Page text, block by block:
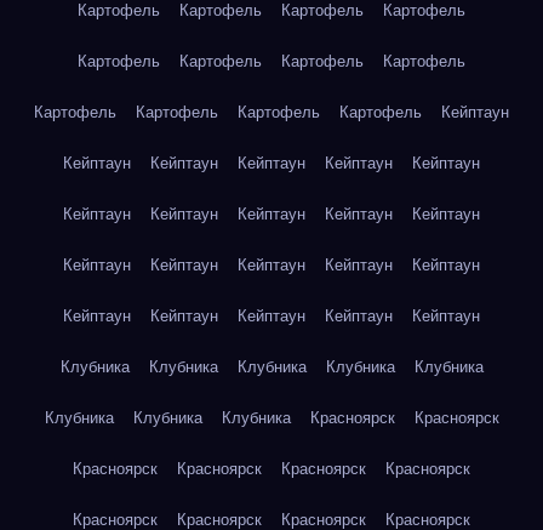
Картофель Картофель Картофель Картофель
Картофель Картофель Картофель Картофель
Картофель Картофель Картофель Картофель Кейптаун
Кейптаун Кейптаун Кейптаун Кейптаун Кейптаун
Кейптаун Кейптаун Кейптаун Кейптаун Кейптаун
Кейптаун Кейптаун Кейптаун Кейптаун Кейптаун
Кейптаун Кейптаун Кейптаун Кейптаун Кейптаун
Клубника Клубника Клубника Клубника Клубника
Клубника Клубника Клубника Красноярск Красноярск
Красноярск Красноярск Красноярск Красноярск
Красноярск Красноярск Красноярск Красноярск